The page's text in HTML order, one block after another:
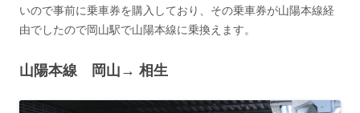
いので事前に乗車券を購入しており、その乗車券が山陽本線経
由でしたので岡山駅で山陽本線に乗換えます。
山陽本線 岡山→ 相生